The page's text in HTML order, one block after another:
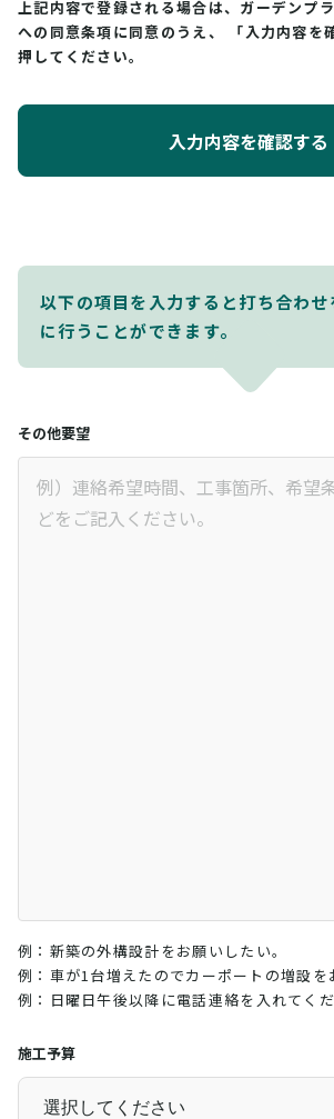
上記内容で登録される場合は、ガーデンプ
への同意条項に同意のうえ、
「入力内容を
押してください。
入力内容を確認する
以下の項目を入力すると打ち合わ
に行うことができます。
その他要望
例：新築の外構設計をお願いしたい。
例：車が1台増えたのでカーポートの増設を
例：日曜日午後以降に電話連絡を入れてくだ
施工予算